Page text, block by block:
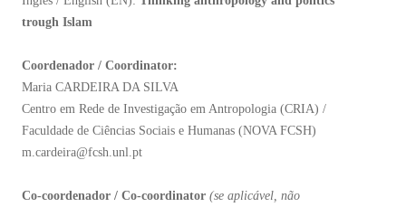
trough Islam
Coordenador / Coordinator:
Maria CARDEIRA DA SILVA
Centro em Rede de Investigação em Antropologia (CRIA) /
Faculdade de Ciências Sociais e Humanas (NOVA FCSH)
m.cardeira@fcsh.unl.pt
Co-coordenador / Co-coordinator (se aplicável, não